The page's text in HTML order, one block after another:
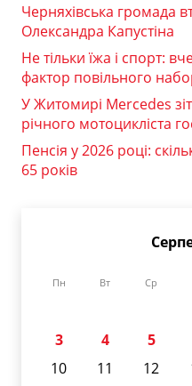
Черняхівська громада
Олександра Капустіна
Не тільки їжа і спорт:
фактор повільного
У Житомирі Mercedes
річного мотоцикліста
Пенсія у 2026 році:
65 років
Пн Вт Ср
3
4 5
10
11 12